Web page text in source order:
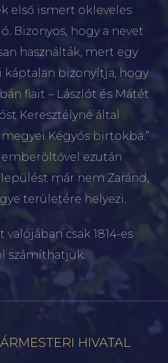
első ismert okleveles
Bizonyos, hogy a nevet
használták, mert egy
káptalan bizonyítja, hogy
fiait – Lászlót és Mátét
Keresztélyné által
Kégyós birtokba.”
emberöltővel ezután
már nem Zaránd,
területére helyezi.
csak 1814-es
számíthatjuk.
HIVATAL